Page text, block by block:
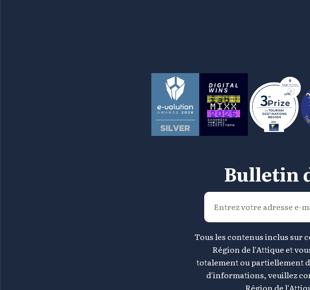
Bulletin
Tous les contenus inclus sur
Région de l'Attique et
totalement ou partiellement
d'informations, veuillez
Région de